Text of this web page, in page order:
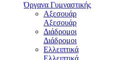
Όργανα Γυμναστικής
Αξεσουάρ
Αξεσουάρ
Διάδρομοι
Διάδρομοι
Ελλειπτικά
Ελλειπτικά